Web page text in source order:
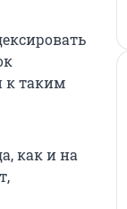
к таким
как и на